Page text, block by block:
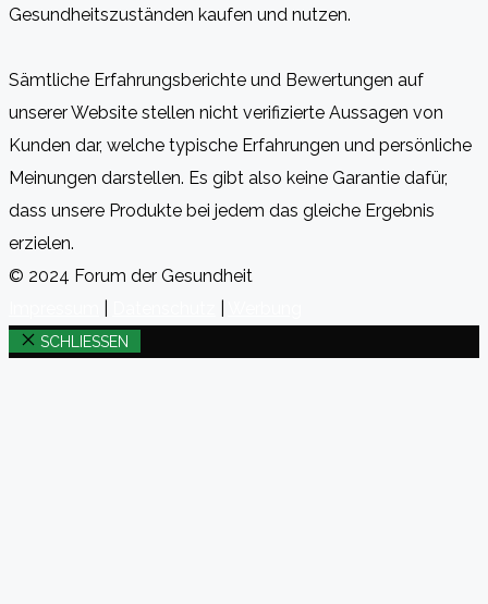
Gesundheitszuständen kaufen und nutzen.
Sämtliche Erfahrungsberichte und Bewertungen auf
unserer Website stellen nicht verifizierte Aussagen von
Kunden dar, welche typische Erfahrungen und persönliche
Meinungen darstellen. Es gibt also keine Garantie dafür,
dass unsere Produkte bei jedem das gleiche Ergebnis
erzielen.
© 2024 Forum der Gesundheit
SCHLIESSEN